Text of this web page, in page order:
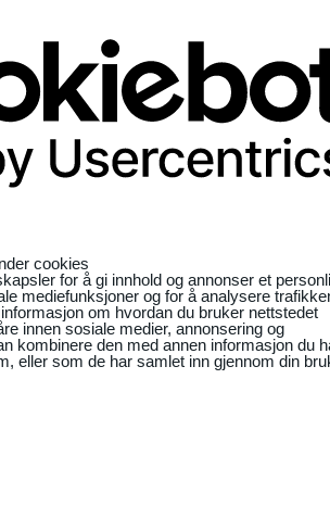
cookies
for å gi innhold og annonser et
mediefunksjoner og for å analysere
om hvordan du bruker nettstedet
innen sosiale medier, annonsering og
kombinere den med annen informasjon du
eller som de har samlet inn gjennom din